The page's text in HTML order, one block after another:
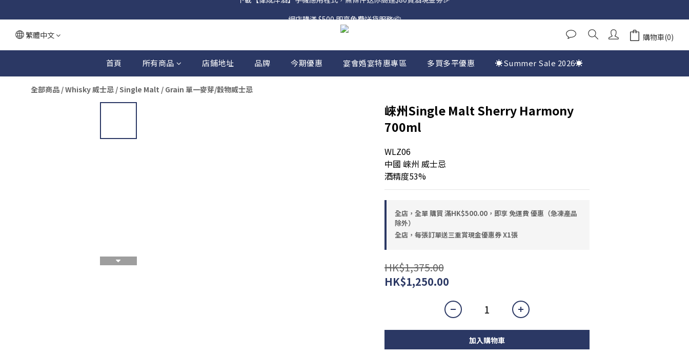
繁體中文 購物車(0)
首頁 所有商品 店鋪地址 品牌 今期優惠 宴會婚宴特惠專區 多買多平優惠 ☀️Summer Sale 2026☀️
全部商品 /Whisky 威士忌 /Single Malt / Grain 單一麥芽/穀物威士忌
崍州Single Malt Sherry Harmony
700ml
WLZ06
中國 崍州 威士忌
酒精度53%
全店，全單 購買 滿HK$500.00，即享 免運費 優惠（急凍產品
除外）
全店，每張訂單送三重賞現金優惠券 X1張
HK$1,375.00
HK$1,250.00
加入購物車